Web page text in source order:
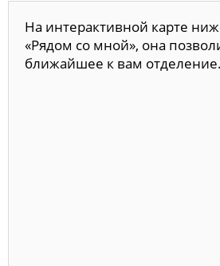
На интерактивной карте
«Рядом со мной», она
ближайшее к вам отделение.